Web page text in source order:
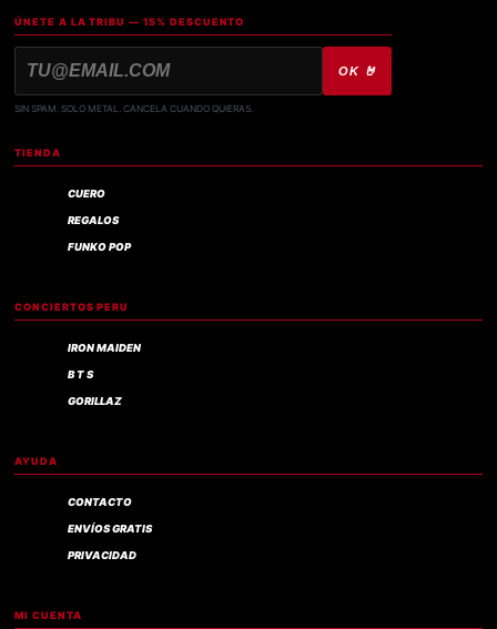
ÚNETE A LA TRIBU — 15% DESCUENTO
OK 🤘
SIN SPAM. SOLO METAL. CANCELA CUANDO QUIERAS.
TIENDA
CUERO
REGALOS
FUNKO POP
CONCIERTOS PERU
IRON MAIDEN
B T S
GORILLAZ
AYUDA
CONTACTO
ENVÍOS GRATIS
PRIVACIDAD
MI CUENTA